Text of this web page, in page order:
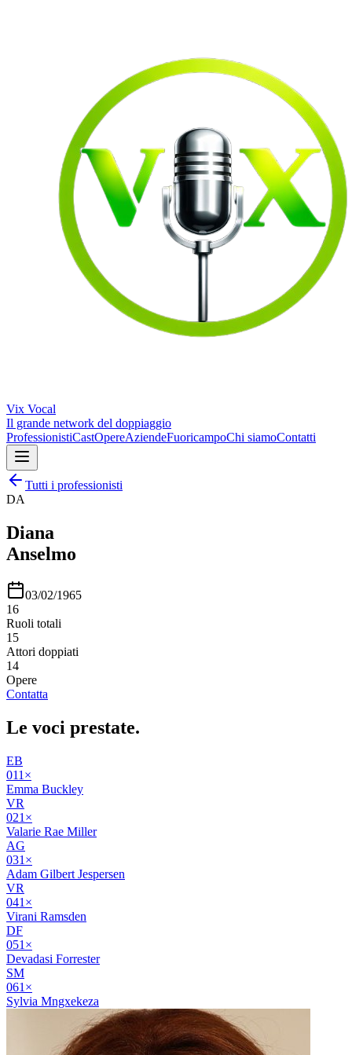
Vix Vocal
Il grande network del doppiaggio
ProfessionistiCastOpereAziendeFuoricampoChi siamoContatti
Tutti i professionisti
DA
Diana
Anselmo
03/02/1965
16
Ruoli totali
15
Attori doppiati
14
Opere
Contatta
Le voci prestate.
EB
011 ×
Emma Buckley
VR
021 ×
Valarie Rae Miller
AG
031 ×
Adam Gilbert Jespersen
VR
041 ×
Virani Ramsden
DF
051 ×
Devadasi Forrester
SM
061 ×
Sylvia Mngxekeza